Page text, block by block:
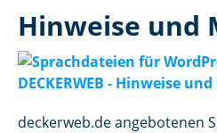
Hinweise und
deckerweb.de angebotenen